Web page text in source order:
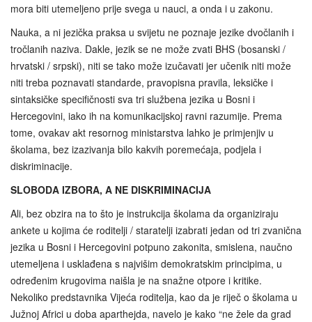
mora biti utemeljeno prije svega u nauci, a onda i u zakonu.
Nauka, a ni jezička praksa u svijetu ne poznaje jezike dvočlanih i
tročlanih naziva. Dakle, jezik se ne može zvati BHS (bosanski /
hrvatski / srpski), niti se tako može izučavati jer učenik niti može
niti treba poznavati standarde, pravopisna pravila, leksičke i
sintaksičke specifičnosti sva tri službena jezika u Bosni i
Hercegovini, iako ih na komunikacijskoj ravni razumije. Prema
tome, ovakav akt resornog ministarstva lahko je primjenjiv u
školama, bez izazivanja bilo kakvih poremećaja, podjela i
diskriminacije.
SLOBODA IZBORA, A NE DISKRIMINACIJA
Ali, bez obzira na to što je instrukcija školama da organiziraju
ankete u kojima će roditelji / staratelji izabrati jedan od tri zvanična
jezika u Bosni i Hercegovini potpuno zakonita, smislena, naučno
utemeljena i usklađena s najvišim demokratskim principima, u
određenim krugovima naišla je na snažne otpore i kritike.
Nekoliko predstavnika Vijeća roditelja, kao da je riječ o školama u
Južnoj Africi u doba aparthejda, navelo je kako “ne žele da grad